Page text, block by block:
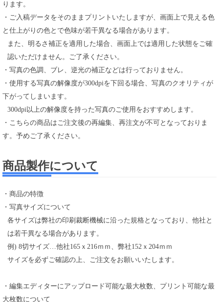
ります。
・ご入稿データをそのままプリントいたしますが、画面上で見える色
と仕上がりの色とで色味が若干異なる場合があります。
また、明るさ補正を適用した場合、画面上では適用した状態をご確
認いただけません。ご了承ください。
・写真の色調、ブレ、逆光の補正などは行っておりません。
・使用する写真の解像度が300dpiを下回る場合、写真のクオリティが
下がってしまいます。
300dpi以上の解像度を持った写真のご使用をおすすめします。
・こちらの商品はご注文後の再編集、再注文が不可となっておりま
す。予めご了承ください。
商品製作について
・商品の特徴
・写真サイズについて
各サイズは弊社の印刷裁断機械に沿った規格となっており、他社と
は若干異なる場合があります。
例) 8切サイズ…他社165ｘ216ｍｍ、弊社152ｘ204ｍｍ
サイズを必ずご確認の上、ご注文をお願いいたします。
・編集エディターにアップロード可能な最大枚数、プリント可能な最
大枚数について